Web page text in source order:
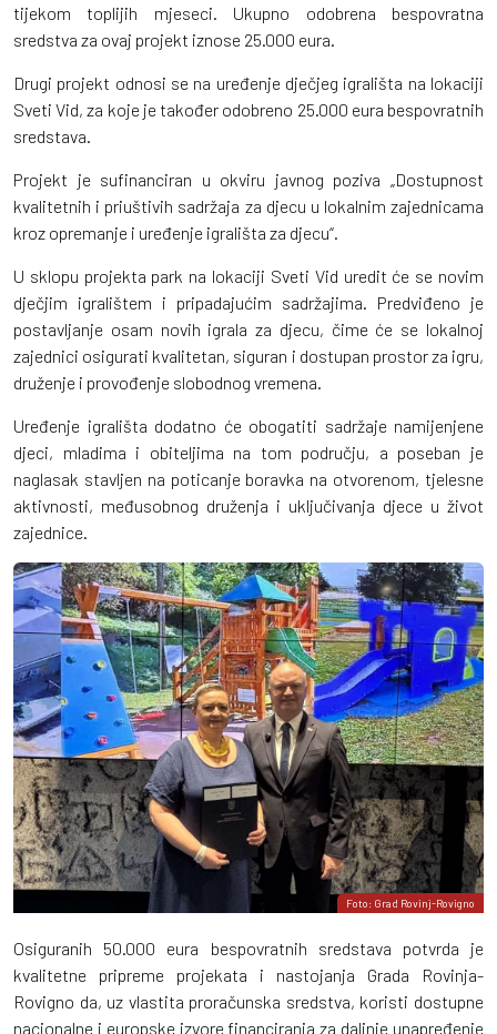
tijekom toplijih mjeseci. Ukupno odobrena bespovratna
sredstva za ovaj projekt iznose 25.000 eura.
Drugi projekt odnosi se na uređenje dječjeg igrališta na lokaciji
Sveti Vid, za koje je također odobreno 25.000 eura bespovratnih
sredstava.
Projekt je sufinanciran u okviru javnog poziva „Dostupnost
kvalitetnih i priuštivih sadržaja za djecu u lokalnim zajednicama
kroz opremanje i uređenje igrališta za djecu“.
U sklopu projekta park na lokaciji Sveti Vid uredit će se novim
dječjim igralištem i pripadajućim sadržajima. Predviđeno je
postavljanje osam novih igrala za djecu, čime će se lokalnoj
zajednici osigurati kvalitetan, siguran i dostupan prostor za igru,
druženje i provođenje slobodnog vremena.
Uređenje igrališta dodatno će obogatiti sadržaje namijenjene
djeci, mladima i obiteljima na tom području, a poseban je
naglasak stavljen na poticanje boravka na otvorenom, tjelesne
aktivnosti, međusobnog druženja i uključivanja djece u život
zajednice.
Foto: Grad Rovinj-Rovigno
Osiguranih 50.000 eura bespovratnih sredstava potvrda je
kvalitetne pripreme projekata i nastojanja Grada Rovinja-
Rovigno da, uz vlastita proračunska sredstva, koristi dostupne
nacionalne i europske izvore financiranja za daljnje unapređenje